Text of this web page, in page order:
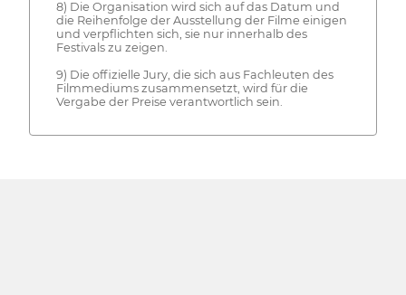
8) Die Organisation wird sich auf das Datum und
die Reihenfolge der Ausstellung der Filme einigen
und verpflichten sich, sie nur innerhalb des
Festivals zu zeigen.
9) Die offizielle Jury, die sich aus Fachleuten des
Filmmediums zusammensetzt, wird für die
Vergabe der Preise verantwortlich sein.